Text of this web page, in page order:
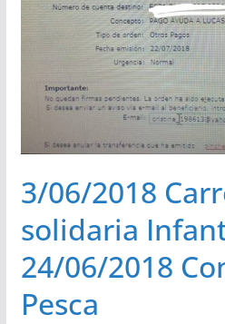
3/06/2018
solidaria
24/06/2018
Pesca